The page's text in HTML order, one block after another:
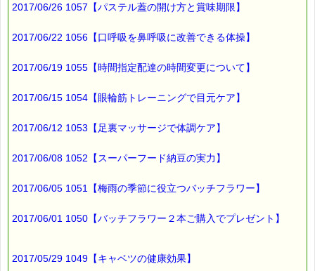
このメールは、ｅパスタイムをご利用（ご注文、お問合せ、プレ
ゼント
す。
∞∞∞∞∞∞∞∞∞∞∞∞∞∞∞
ｅパスタイム通信のバックナンバーはこちらです
配信解除はこちらからできます
と実感していただくのが私たちのねがいです。
発行責任者：店長 千葉るみこ
2017/06/26 1057【パステル蓋の開け方と賞味期限】
2017/06/22 1056【口呼吸を鼻呼吸に改善できる体操】
2017/06/19 1055【時間指定配達の時間変更について】
2017/06/15 1054【眼輪筋トレーニングで目元ケア】
2017/06/12 1053【足裏マッサージで体調ケア】
2017/06/08 1052【スーパーフード納豆の実力】
2017/06/05 1051【梅雨の季節に役立つバッチフラワー】
2017/06/01 1050【バッチフラワー２本ご購入でプレゼント】
2017/05/29 1049【キャベツの健康効果】